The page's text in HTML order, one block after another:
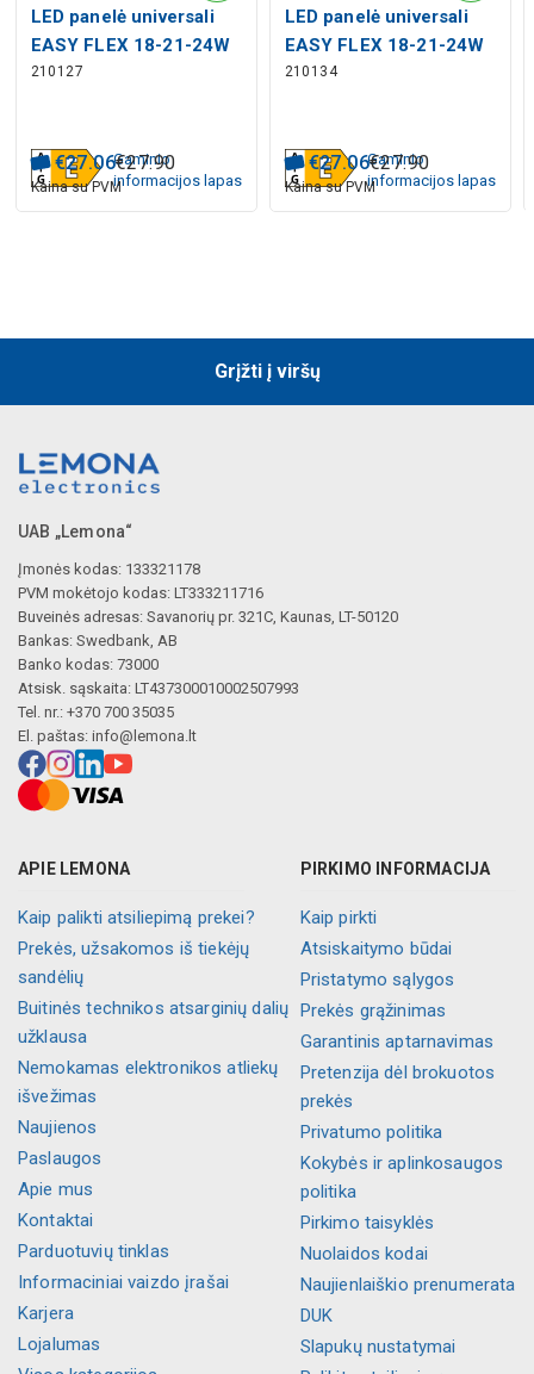
LED panelė universali
EASY FLEX 18-21-24W
CCT 2110lm, kvadratinė,
210127
Gaminio
informacijos lapas
€27.06€27.90
Kaina su PVM
LED panelė universali
EASY FLEX 18-21-24W
CCT 2000lm, kvadratinė,
210134
Gaminio
informacijos lapas
€27.06€27.90
Kaina su PVM
Grįžti į viršų
UAB „Lemona“
Įmonės kodas: 133321178
PVM mokėtojo kodas: LT333211716
Buveinės adresas: Savanorių pr. 321C, Kaunas, LT-50120
Bankas: Swedbank, AB
Banko kodas: 73000
Atsisk. sąskaita: LT437300010002507993
Tel. nr.: +370 700 35035
El. paštas: info@lemona.lt
APIE LEMONA
Kaip palikti atsiliepimą prekei?
Prekės, užsakomos iš tiekėjų
sandėlių
Buitinės technikos atsarginių dalių
užklausa
Nemokamas elektronikos atliekų
išvežimas
Naujienos
Paslaugos
Apie mus
Kontaktai
Parduotuvių tinklas
Informaciniai vaizdo įrašai
Karjera
Lojalumas
PIRKIMO INFORMACIJA
Kaip pirkti
Atsiskaitymo būdai
Pristatymo sąlygos
Prekės grąžinimas
Garantinis aptarnavimas
Pretenzija dėl brokuotos
prekės
Privatumo politika
Kokybės ir aplinkosaugos
politika
Pirkimo taisyklės
Nuolaidos kodai
Naujienlaiškio prenumerata
DUK
Slapukų nustatymai